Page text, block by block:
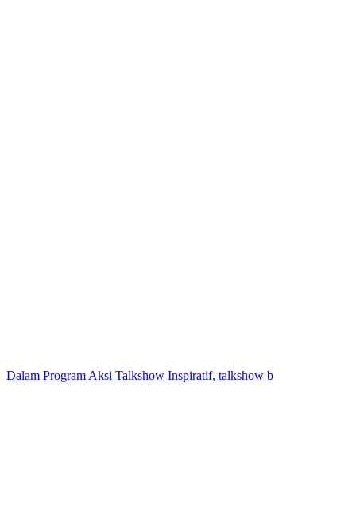
Dalam Program Aksi Talkshow Inspiratif, talkshow b